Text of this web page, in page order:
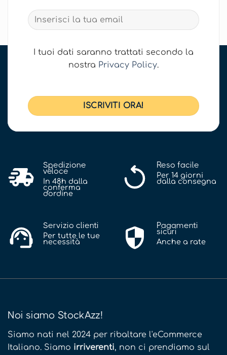
I tuoi dati saranno trattati secondo la
nostra Privacy Policy.
Spedizione
veloce
In 48h dalla
conferma
d'ordine
Reso facile
Per 14 giorni
dalla consegna
Servizio clienti
Per tutte le tue
necessità
Pagamenti
sicuri
Anche a rate
Noi siamo StockAzz!
Siamo nati nel 2024 per ribaltare l'eCommerce
Italiano. Siamo irriverenti, non ci prendiamo sul